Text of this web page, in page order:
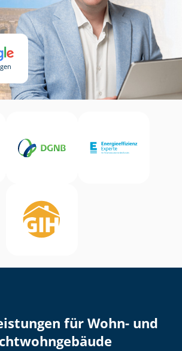
für Wohn- und